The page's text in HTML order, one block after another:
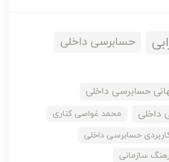
حسابرسی داخلی
حسابرسی داخلی
داخلی
محمد غواصی کناری
حسابرسی داخلی
سازمانی